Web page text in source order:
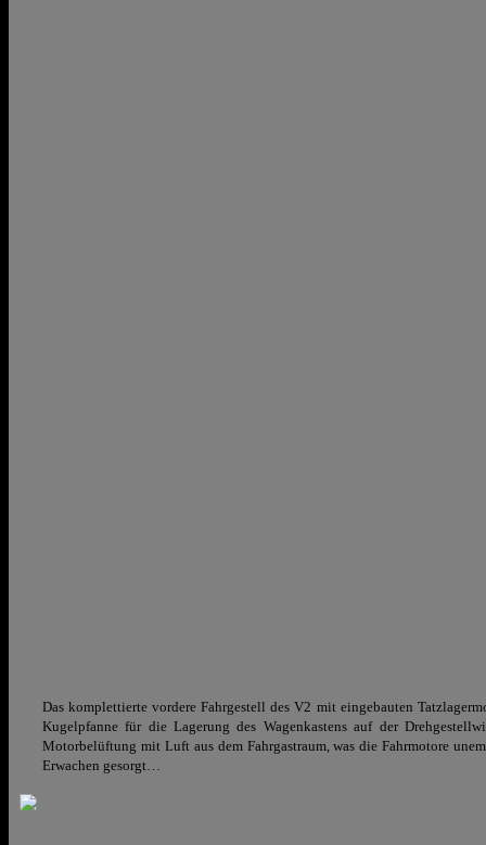
Das komplettierte vordere Fahrgestell des V2 mit eingebauten
Kugelpfanne für die Lagerung des Wagenkastens auf der
Motorbelüftung mit Luft aus dem Fahrgastraum, was die Fahrmotore
Erwachen gesorgt…